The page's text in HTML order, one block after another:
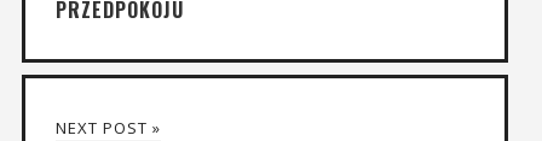
PRZEDPOKOJU
NEXT POST »